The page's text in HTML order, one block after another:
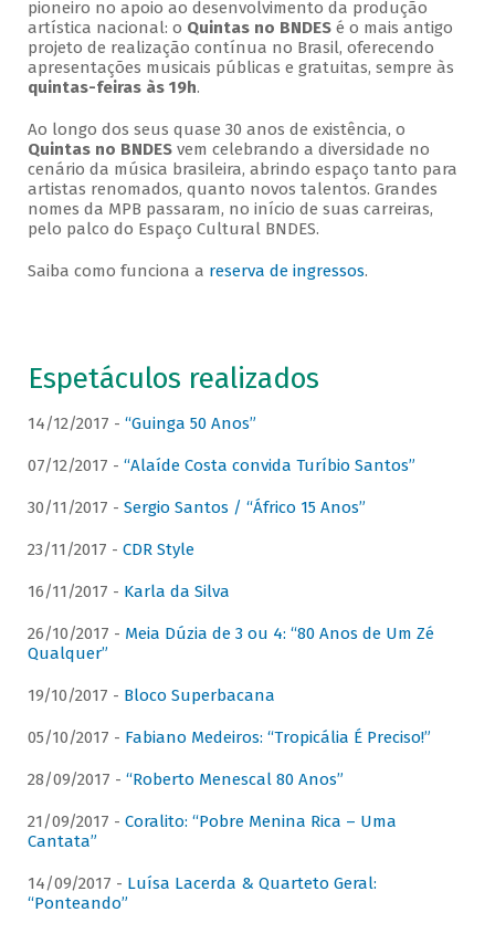
pioneiro no apoio ao desenvolvimento da produção
artística nacional: o Quintas no BNDESé o mais antigo
projeto de realização contínua no Brasil, oferecendo
apresentações musicais públicas e gratuitas, sempre às
quintas-feiras às 19h.
Ao longo dos seus quase 30 anos de existência, o
Quintas no BNDESvem celebrando a diversidade no
cenário da música brasileira, abrindo espaço tanto para
artistas renomados, quanto novos talentos. Grandes
nomes da MPB passaram, no início de suas carreiras,
pelo palco do Espaço Cultural BNDES.
Saiba como funciona a reserva de ingressos.
Espetáculos realizados
14/12/2017 - “Guinga 50 Anos”
07/12/2017 - “Alaíde Costa convida Turíbio Santos”
30/11/2017 - Sergio Santos / “Áfrico 15 Anos”
23/11/2017 - CDR Style
16/11/2017 - Karla da Silva
26/10/2017 - Meia Dúzia de 3 ou 4: “80 Anos de Um Zé
Qualquer”
19/10/2017 - Bloco Superbacana
05/10/2017 - Fabiano Medeiros: “Tropicália É Preciso!”
28/09/2017 - “Roberto Menescal 80 Anos”
21/09/2017 - Coralito: “Pobre Menina Rica – Uma
Cantata”
14/09/2017 - Luísa Lacerda & Quarteto Geral:
“Ponteando”